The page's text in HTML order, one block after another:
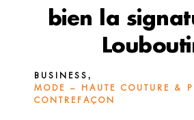
bien la
BUSINESS ,
MODE – HAUTE COUTURE &
CONTREFAÇON